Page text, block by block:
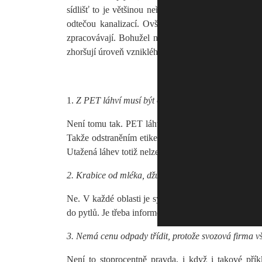
sídlišť to je většinou neřešitelný problém, i když i
odtečou kanalizací. Ovšem je nutné, aby
zpracovávají. Bohužel není s nimi prozatím
zhoršují úroveň vzniklého kompostu.
1. Z PET láhví musí být odstraněno víčko, etiketa,
Není tomu tak. PET láhve před zpracováním
Takže odstraněním etikety a víčka pomůžete
Utažená láhev totiž nelze dobře lisovat.
2. Krabice od mléka, džusů, apod. patří do papíru
Ne. V každé oblasti je systém sběru nápojových
do pytlů. Je třeba informovat se na obci, nebo
3. Nemá cenu odpady třídit, protože svozová firma
Není to stoprocentně pravda, i když i takové